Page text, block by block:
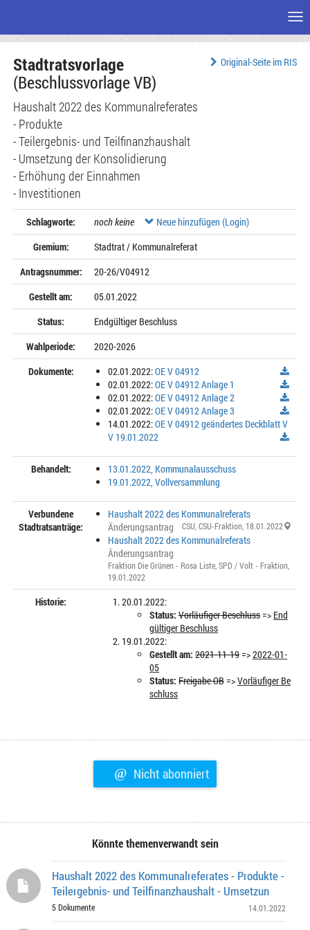
Seiteninhalt
Original-Seite im RIS
Stadtratsvorlage
(Beschlussvorlage VB)
Haushalt 2022 des Kommunalreferates
- Produkte
- Teilergebnis- und Teilfinanzhaushalt
- Umsetzung der Konsolidierung
- Erhöhung der Einnahmen
- Investitionen
Schlagworte: noch keine
Neue hinzufügen (Login)
Gremium:
Stadtrat / Kommunalreferat
Antragsnummer:
20-26/V04912
Gestellt am:
05.01.2022
Status:
Endgültiger Beschluss
Wahlperiode:
2020-2026
Dokumente:
02.01.2022:OE V 04912
02.01.2022:OE V 04912 Anlage 1
02.01.2022:OE V 04912 Anlage 2
02.01.2022:OE V 04912 Anlage 3
14.01.2022:OE V 04912 geändertes Deckblatt V
V 19.01.2022
Behandelt:
13.01.2022, Kommunalausschuss
19.01.2022, Vollversammlung
Verbundene
Stadtratsanträge:
Haushalt 2022 des Kommunalreferats
Änderungsantrag
CSU CSU-Fraktion , 18.01.2022
Haushalt 2022 des Kommunalreferats
Änderungsantrag
Fraktion Die Grünen - Rosa Liste SPD / Volt - Fraktion
19.01.2022
Historie:
20.01.2022:
Status: Vorläufiger Beschluss=> End
gültiger Beschluss
19.01.2022:
Gestellt am: 2021-11-19=>2022-01-
05
Status: Freigabe OB=>Vorläufiger Be
schluss
@ Nicht abonniert
Könnte themenverwandt sein
Haushalt 2022 des Kommunalreferates - Produkte -
Teilergebnis- und Teilfinanzhaushalt - Umsetzun
5 Dokumente 14.01.2022